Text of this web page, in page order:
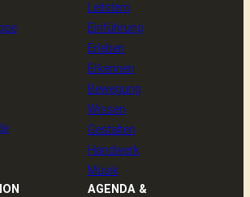
Leitstern
Einführung
Erleben
Erkennen
Bewegung
Wissen
Gestalten
Handwerk
Musik
AGENDA &